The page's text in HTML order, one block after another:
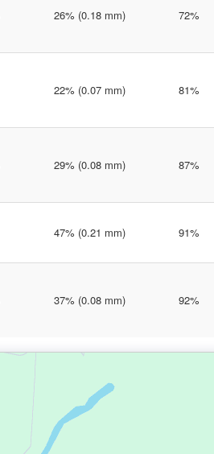
26% (0.18 mm) 72%
22% (0.07 mm) 81%
29% (0.08 mm) 87%
47% (0.21 mm) 91%
37% (0.08 mm) 92%